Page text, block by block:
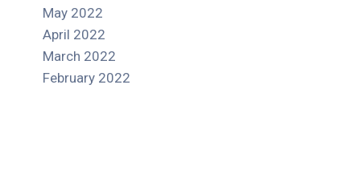
May 2022
April 2022
March 2022
February 2022